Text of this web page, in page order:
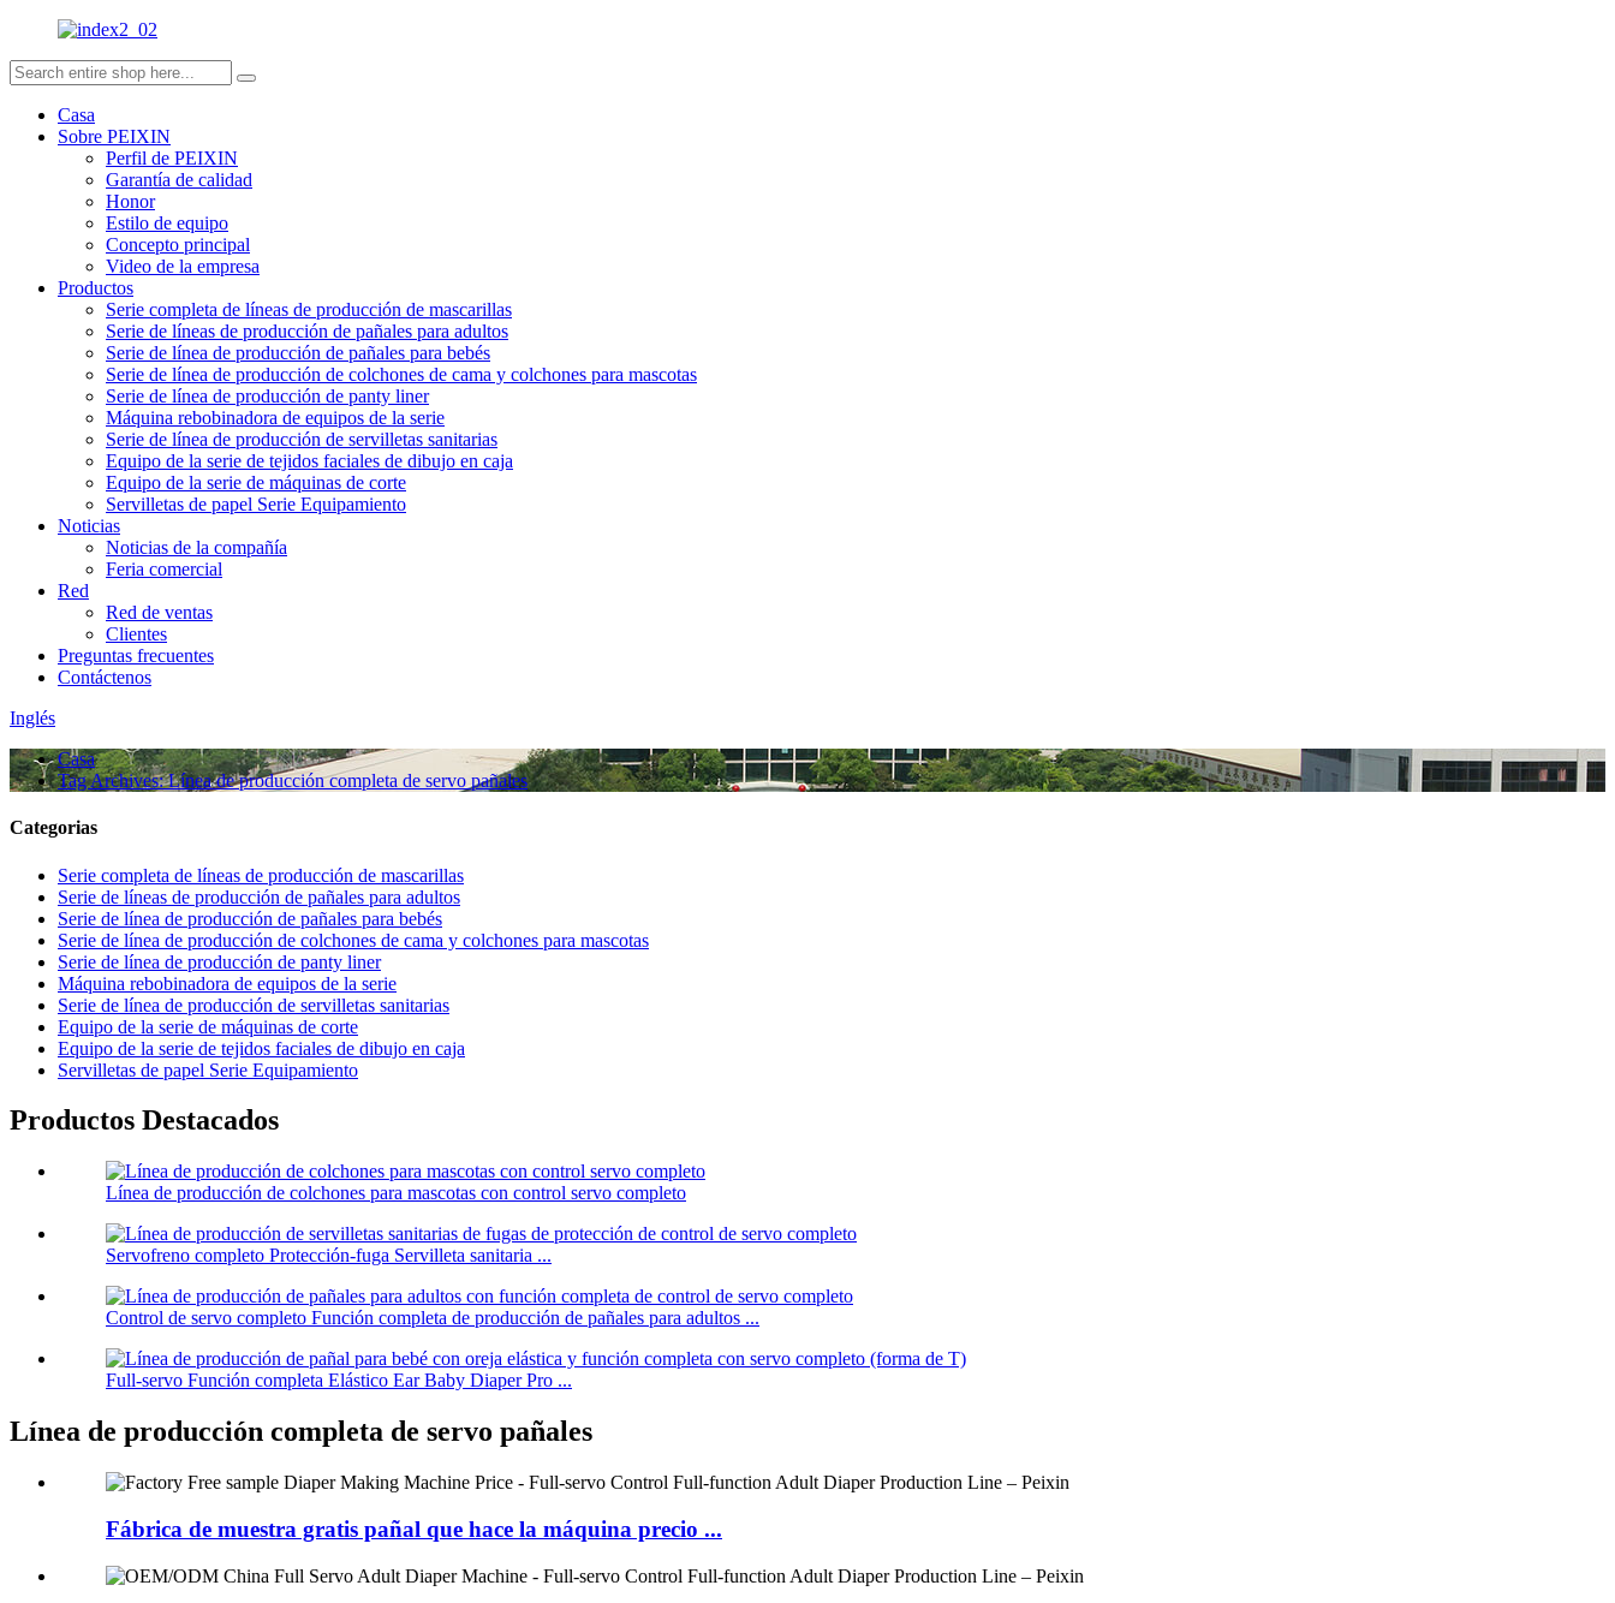
Casa
Sobre PEIXIN
Perfil de PEIXIN
Garantía de calidad
Honor
Estilo de equipo
Concepto principal
Video de la empresa
Productos
Serie completa de líneas de producción de mascarillas
Serie de líneas de producción de pañales para adultos
Serie de línea de producción de pañales para bebés
Serie de línea de producción de colchones de cama y colchones para mascotas
Serie de línea de producción de panty liner
Máquina rebobinadora de equipos de la serie
Serie de línea de producción de servilletas sanitarias
Equipo de la serie de tejidos faciales de dibujo en caja
Equipo de la serie de máquinas de corte
Servilletas de papel Serie Equipamiento
Noticias
Noticias de la compañía
Feria comercial
Red
Red de ventas
Clientes
Preguntas frecuentes
Contáctenos
Inglés
Casa
Tag Archives: Línea de producción completa de servo pañales
Categorias
Serie completa de líneas de producción de mascarillas
Serie de líneas de producción de pañales para adultos
Serie de línea de producción de pañales para bebés
Serie de línea de producción de colchones de cama y colchones para mascotas
Serie de línea de producción de panty liner
Máquina rebobinadora de equipos de la serie
Serie de línea de producción de servilletas sanitarias
Equipo de la serie de máquinas de corte
Equipo de la serie de tejidos faciales de dibujo en caja
Servilletas de papel Serie Equipamiento
Productos Destacados
Línea de producción de colchones para mascotas con control servo completo
Servofreno completo Protección-fuga Servilleta sanitaria ...
Control de servo completo Función completa de producción de pañales para adultos ...
Full-servo Función completa Elástico Ear Baby Diaper Pro ...
Línea de producción completa de servo pañales
Fábrica de muestra gratis pañal que hace la máquina precio ...